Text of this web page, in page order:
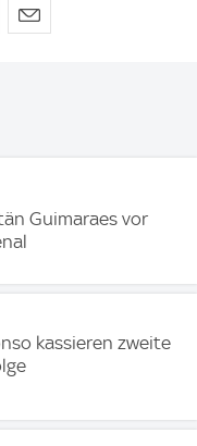
Guimaraes vor
kassieren zweite